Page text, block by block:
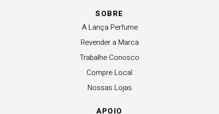
SOBRE
A Lança Perfume
Revender a Marca
Trabalhe Conosco
Compre Local
Nossas Lojas
APOIO